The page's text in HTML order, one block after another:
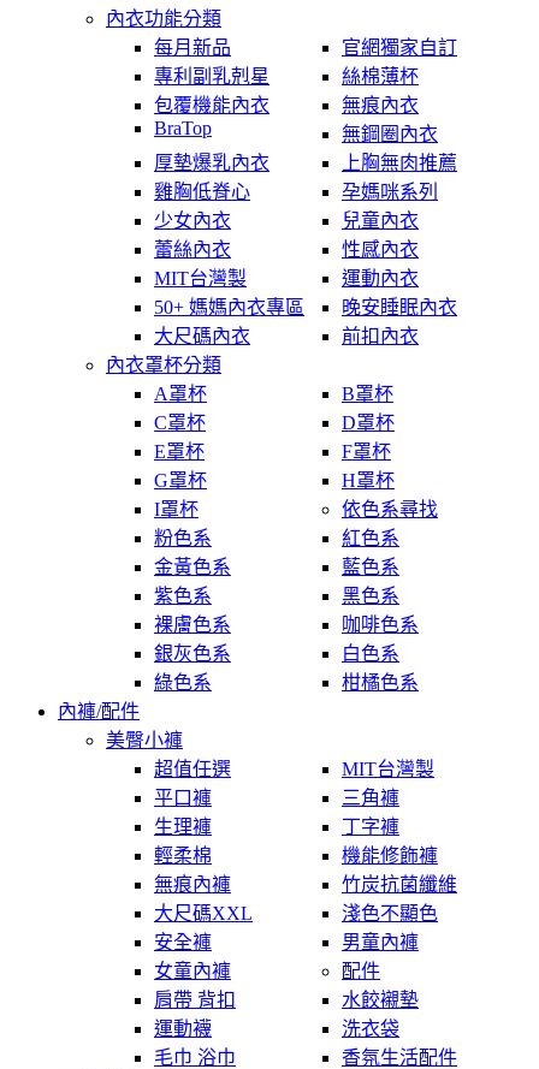
內衣功能分類
每月新品
官網獨家自訂
專利副乳剋星
絲棉薄杯
包覆機能內衣
無痕內衣
BraTop
無鋼圈內衣
厚墊爆乳內衣
上胸無肉推薦
雞胸低脊心
孕媽咪系列
少女內衣
兒童內衣
蕾絲內衣
性感內衣
MIT台灣製
運動內衣
50+ 媽媽內衣專區
晚安睡眠內衣
大尺碼內衣
前扣內衣
內衣罩杯分類
A罩杯
B罩杯
C罩杯
D罩杯
E罩杯
F罩杯
G罩杯
H罩杯
I罩杯
依色系尋找
粉色系
紅色系
金黃色系
藍色系
紫色系
黑色系
裸膚色系
咖啡色系
銀灰色系
白色系
綠色系
柑橘色系
內褲/配件
美臀小褲
超值任選
MIT台灣製
平口褲
三角褲
生理褲
丁字褲
輕柔棉
機能修飾褲
無痕內褲
竹炭抗菌纖維
大尺碼XXL
淺色不顯色
安全褲
男童內褲
女童內褲
配件
肩帶 背扣
水餃襯墊
運動襪
洗衣袋
毛巾 浴巾
香氛生活配件